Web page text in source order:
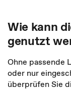
Wie kann
genutzt
Ohne passende
oder nur
überprüfen Sie